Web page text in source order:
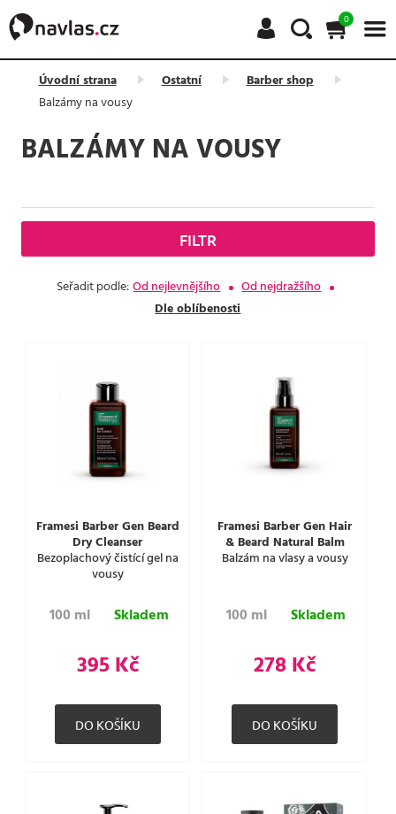
0
Úvodní strana Ostatní
Barber shop
Balzámy na vousy
BALZÁMY NA VOUSY
FILTR
Seřadit podle:Od nejlevnějšího
Od nejdražšího
Dle oblíbenosti
Framesi Barber Gen Beard
Dry Cleanser
Bezoplachový čistící gel na
vousy
100 ml Skladem
395 Kč
Framesi Barber Gen Hair
& Beard Natural Balm
Balzám na vlasy a vousy
100 ml Skladem
278 Kč